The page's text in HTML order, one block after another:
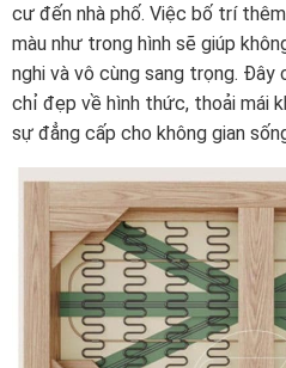
cư đến nhà phố. Việc bố trí
màu như trong hình sẽ giúp
nghi và vô cùng sang trọng. Đây
chỉ đẹp về hình thức, thoải mái
sự đẳng cấp cho không gian